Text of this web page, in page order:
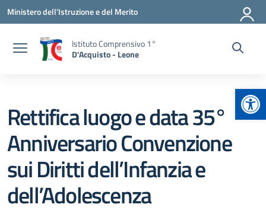
Vai ai contenuti
Vai al menu di navigazione
Vai al footer
Ministero dell'Istruzione e del Merito
Istituto Comprensivo 1°
D'Acquisto - Leone
Rettifica luogo e data 35°
Anniversario Convenzione
sui Diritti dell’Infanzia e
dell’Adolescenza